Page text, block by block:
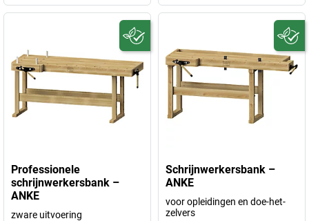
Professionele
schrijnwerkersbank –
ANKE
zware uitvoering
Schrijnwerkersbank –
ANKE
voor opleidingen en doe-het-
zelvers